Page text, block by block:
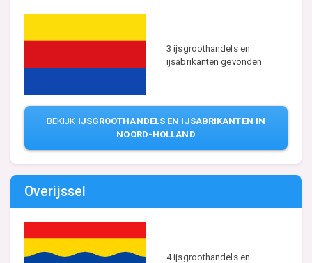
3 ijsgroothandels en
ijsabrikanten gevonden
BEKIJK IJSGROOTHANDELS EN IJSABRIKANTEN IN
NOORD-HOLLAND
Overijssel
4 ijsgroothandels en